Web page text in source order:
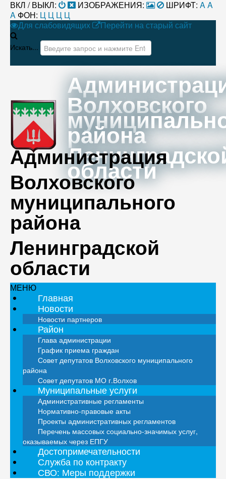
ВКЛ / ВЫКЛ: ИЗОБРАЖЕНИЯ: ШРИФТ: AA
A ФОН: Ц Ц Ц Ц
Для слабовидящих
Перейти на старый сайт
Искать...
Волховского
района
области
Администрация
Волховского
муниципального
района
Ленинградской
области
МЕНЮ
Главная
Новости
Новости партнеров
Район
Глава администрации
График приема граждан
Совет депутатов Волховского муниципального
района
Совет депутатов МО г.Волхов
Муниципальные услуги
Административные регламенты
Нормативно-правовые акты
Проекты административных регламентов
Перечень массовых социально-значимых услуг,
оказываемых через ЕПГУ
Достопримечательности
Служба по контракту
СВО: Меры поддержки